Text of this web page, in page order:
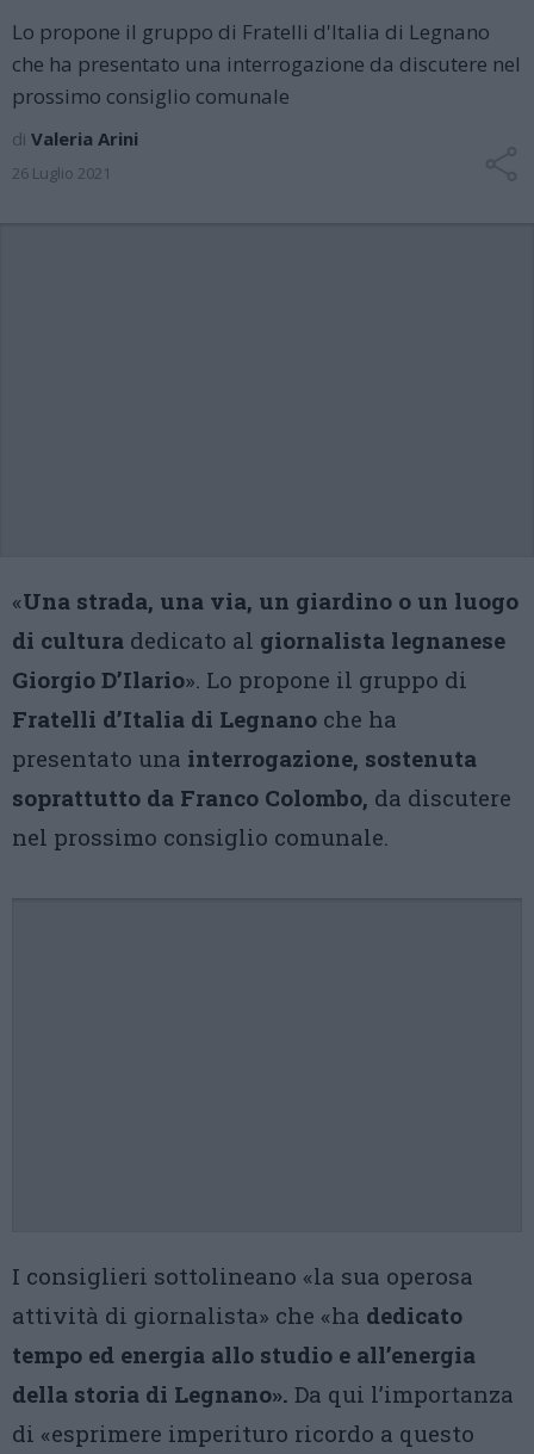
Lo propone il gruppo di Fratelli d'Italia di Legnano
che ha presentato una interrogazione da discutere nel
prossimo consiglio comunale
di Valeria Arini
26 Luglio 2021
«Una strada, una via, un giardino o un luogo
di cultura dedicato al giornalista legnanese
Giorgio D’Ilario». Lo propone il gruppo di
Fratelli d’Italia di Legnano che ha
presentato una interrogazione, sostenuta
soprattutto da Franco Colombo, da discutere
nel prossimo consiglio comunale.
I consiglieri sottolineano «la sua operosa
attività di giornalista» che «ha dedicato
tempo ed energia allo studio e all’energia
della storia di Legnano». Da qui l’importanza
di «esprimere imperituro ricordo a questo